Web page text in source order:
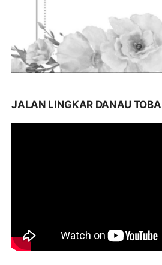
JALAN LINGKAR DANAU TOBA